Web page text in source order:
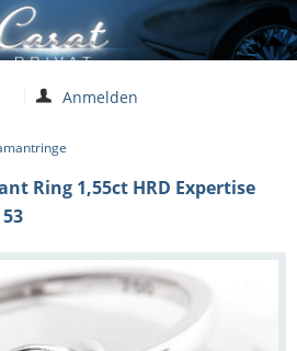
Anmelden
Ring 1,55ct HRD Expertise